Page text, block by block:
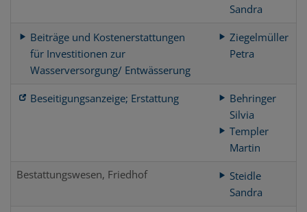
Sandra
Beiträge und Kostenerstattungen
für Investitionen zur
Wasserversorgung/ Entwässerung
Ziegelmüller
Petra
Beseitigungsanzeige; Erstattung
Behringer
Silvia
Templer
Martin
Bestattungswesen, Friedhof
Steidle
Sandra